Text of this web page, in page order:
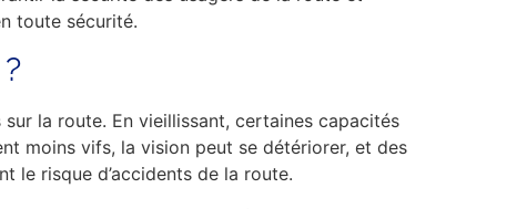
toute sécurité.
la route. En vieillissant, certaines capacités
moins vifs, la vision peut se détériorer, et des
le risque d’accidents de la route.